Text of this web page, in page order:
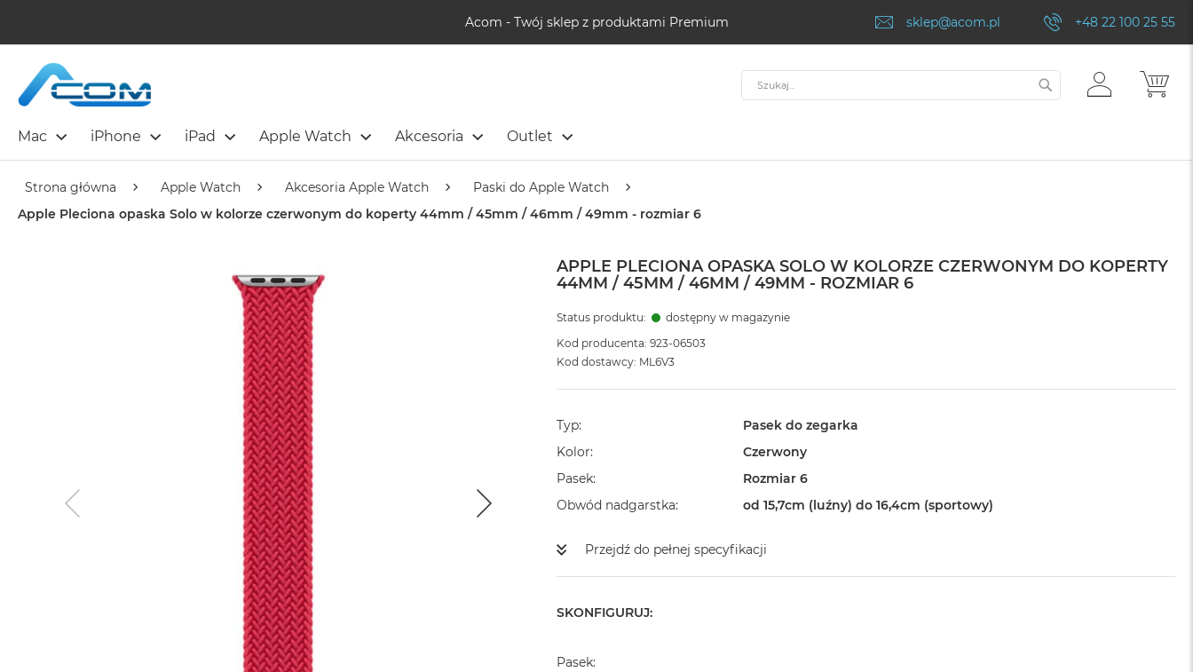
Acom - Twój sklep z produktami Premium sklep@acom.pl +48 22 100 25 55
Mac iPhone iPad Apple Watch Akcesoria Outlet
ZALOGUJ
SIĘ
Szukaj SZUKAJ
Strona główna Apple Watch Akcesoria Apple Watch
Paski do Apple Watch
Apple Pleciona opaska Solo w kolorze czerwonym do koperty 44mm / 45mm / 46mm / 49mm - rozmiar 6
APPLE PLECIONA OPASKA SOLO W KOLORZE CZERWONYM DO KOPERTY
44MM / 45MM / 46MM / 49MM - ROZMIAR 6
Status produktu:
dostępny w magazynie
Kod producenta: 923-06503
Kod dostawcy: ML6V3
Typ
Pasek do zegarka
Kolor
Czerwony
Pasek
Rozmiar 6
Obwód nadgarstka
od 15,7cm (luźny) do 16,4cm (sportowy)
Przejdź do pełnej specyfikacji
SKONFIGURUJ:
Pasek: